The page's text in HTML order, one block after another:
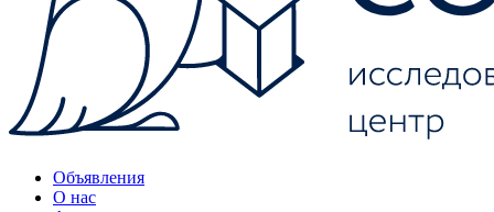
Объявления
О нас